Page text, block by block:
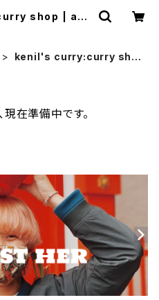
shop | aga
kenil's curry:curry sho
在準備中です。